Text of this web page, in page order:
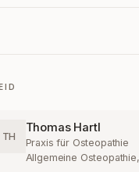
TH
Thomas Hartl
Praxis für Osteopathie